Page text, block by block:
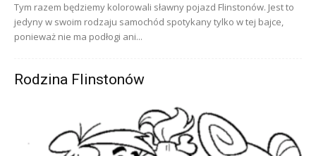
Tym razem będziemy kolorowali sławny pojazd Flinstonów. Jest to
jedyny w swoim rodzaju samochód spotykany tylko w tej bajce,
ponieważ nie ma podłogi ani...
Rodzina Flinstonów